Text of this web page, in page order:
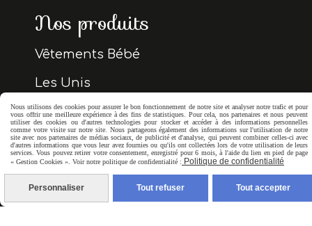
Nos produits
Vêtements Bébé
Les Unis
Accessoires Bébé
Couvertures Bébé
Cartes cadeaux
Contact
Nous utilisons des cookies pour assurer le bon fonctionnement de notre site et analyser notre trafic et pour
vous offrir une meilleure expérience à des fins de statistiques. Pour cela, nos partenaires et nous peuvent
utiliser des cookies ou d'autres technologies pour stocker et accéder à des informations personnelles
comme votre visite sur notre site. Nous partageons également des informations sur l'utilisation de notre
site avec nos partenaires de médias sociaux, de publicité et d'analyse, qui peuvent combiner celles-ci avec
d'autres informations que vous leur avez fournies ou qu'ils ont collectées lors de votre utilisation de leurs
services. Vous pouvez retirer votre consentement, enregistré pour 6 mois, à l'aide du lien en pied de page
« Gestion Cookies ». Voir notre politique de confidentialité : Politique de confidentialité
Personnaliser Tout refuser Tout accepter